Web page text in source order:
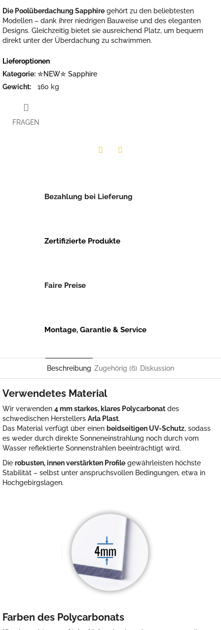
Die Poolüberdachung Sapphire gehört zu den beliebtesten
Modellen – dank ihrer niedrigen Bauweise und des eleganten
Designs. Gleichzeitig bietet sie ausreichend Platz, um bequem
direkt unter der Überdachung zu schwimmen.
Lieferoptionen
Kategorie: ✮NEW✮ Sapphire
Gewicht: 160 kg
FRAGEN
Bezahlung bei Lieferung
Zertifizierte Produkte
Faire Preise
Montage, Garantie & Service
Beschreibung Zugehörig (6) Diskussion
Verwendetes Material
Wir verwenden 4 mm starkes, klares Polycarbonat des
schwedischen Herstellers Arla Plast.
Das Material verfügt über einen beidseitigen UV-Schutz, sodass
es weder durch direkte Sonneneinstrahlung noch durch vom
Wasser reflektierte Sonnenstrahlen beeinträchtigt wird.
Die robusten, innen verstärkten Profile gewährleisten höchste
Stabilität – selbst unter anspruchsvollen Bedingungen, etwa in
Hochgebirgslagen.
Farben des Polycarbonats